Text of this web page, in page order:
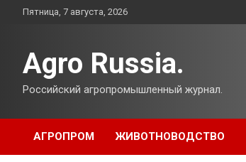
ПерейтиПятница, 7 августа, 2026
Agro Russia.
Российский агропромышленный журнал.
АГРОПРОМ ЖИВОТНОВОДСТВО